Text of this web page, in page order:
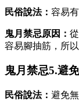
民俗說法： 容易
鬼月禁忌原因：
容易腳抽筋，所
鬼月禁忌5.避
民俗說法： 避免